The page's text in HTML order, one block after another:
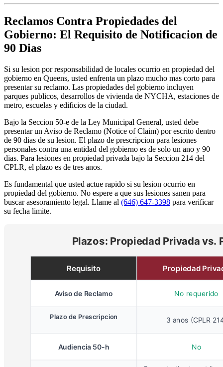
Reclamos Contra Propiedades del
Gobierno: El Requisito de Notificacion de
90 Dias
Si su lesion por responsabilidad de locales ocurrio en propiedad del
gobierno en Queens, usted enfrenta un plazo mucho mas corto para
presentar su reclamo. Las propiedades del gobierno incluyen
parques publicos, desarrollos de vivienda de NYCHA, estaciones de
metro, escuelas y edificios de la ciudad.
Bajo la Seccion 50-e de la Ley Municipal General, usted debe
presentar un Aviso de Reclamo (Notice of Claim) por escrito dentro
de 90 dias de su lesion. El plazo de prescripcion para lesiones
personales contra una entidad del gobierno es de solo un ano y 90
dias. Para lesiones en propiedad privada bajo la Seccion 214 del
CPLR, el plazo es de tres anos.
Es fundamental que usted actue rapido si su lesion ocurrio en
propiedad del gobierno. No espere a que sus lesiones sanen para
buscar asesoramiento legal. Llame al (646) 647-3398 para verificar
su fecha limite.